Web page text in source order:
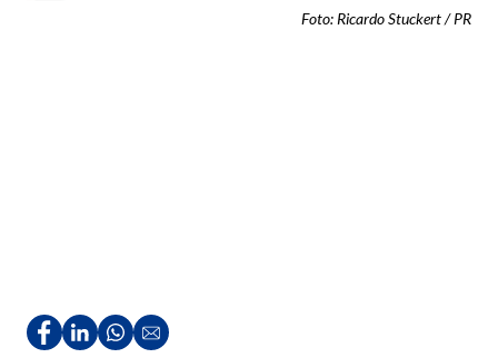
Foto: Ricardo Stuckert / PR